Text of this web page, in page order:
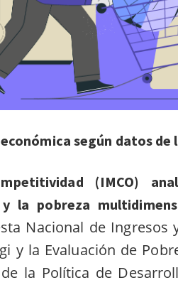
según datos de
(IMCO)
la pobreza
Nacional de Ingresos
y la Evaluación de
la Política de